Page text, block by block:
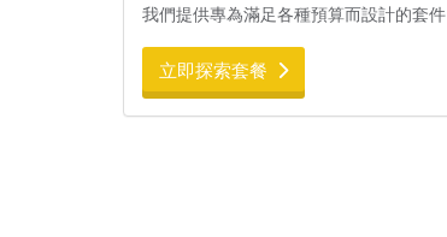
我們提供專為滿足各種預算而設計的套件
立即探索套餐